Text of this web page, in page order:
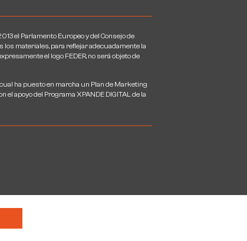
el Parlamento Europeo y del Consejo de
los materiales, para reflejar adecuadamente la
el logo FEDER, no será objeto de
ha puesto en marcha un Plan de Marketing
apoyo del Programa XPANDE DIGITAL de la